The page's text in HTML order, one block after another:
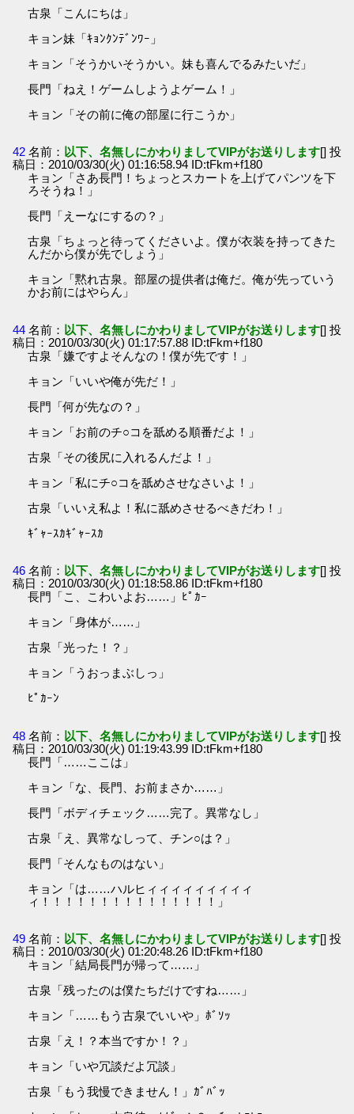
古泉「こんにちは」
キョン妹「ｷｮﾝｸﾝﾃﾞﾝﾜｰ」
キョン「そうかいそうかい。妹も喜んでるみたいだ」
長門「ねえ！ゲームしようよゲーム！」
キョン「その前に俺の部屋に行こうか」
42 名前： 以下、名無しにかわりましてVIPがお送りします[] 投
稿日：2010/03/30(火) 01:16:58.94 ID:tFkm+f180
キョン「さあ長門！ちょっとスカートを上げてパンツを下
ろそうね！」
長門「えーなにするの？」
古泉「ちょっと待ってくださいよ。僕が衣装を持ってきた
んだから僕が先でしょう」
キョン「黙れ古泉。部屋の提供者は俺だ。俺が先っていう
かお前にはやらん」
44 名前： 以下、名無しにかわりましてVIPがお送りします[] 投
稿日：2010/03/30(火) 01:17:57.88 ID:tFkm+f180
古泉「嫌ですよそんなの！僕が先です！」
キョン「いいや俺が先だ！」
長門「何が先なの？」
キョン「お前のチ○コを舐める順番だよ！」
古泉「その後尻に入れるんだよ！」
キョン「私にチ○コを舐めさせなさいよ！」
古泉「いいえ私よ！私に舐めさせるべきだわ！」
ｷﾞｬｰｽｶｷﾞｬｰｽｶ
46 名前： 以下、名無しにかわりましてVIPがお送りします[] 投
稿日：2010/03/30(火) 01:18:58.86 ID:tFkm+f180
長門「こ、こわいよお……」ﾋﾟｶｰ
キョン「身体が……」
古泉「光った！？」
キョン「うおっまぶしっ」
ﾋﾟｶｰﾝ
48 名前： 以下、名無しにかわりましてVIPがお送りします[] 投
稿日：2010/03/30(火) 01:19:43.99 ID:tFkm+f180
長門「……ここは」
キョン「な、長門、お前まさか……」
長門「ボディチェック……完了。異常なし」
古泉「え、異常なしって、チン○は？」
長門「そんなものはない」
キョン「は……ハルヒィィィィィィィィィ
ィ！！！！！！！！！！！！！！！」
49 名前： 以下、名無しにかわりましてVIPがお送りします[] 投
稿日：2010/03/30(火) 01:20:48.26 ID:tFkm+f180
キョン「結局長門が帰って……」
古泉「残ったのは僕たちだけですね……」
キョン「……もう古泉でいいや」ﾎﾞｿｯ
古泉「え！？本当ですか！？」
キョン「いや冗談だよ冗談」
古泉「もう我慢できません！」ｶﾞﾊﾞｯ